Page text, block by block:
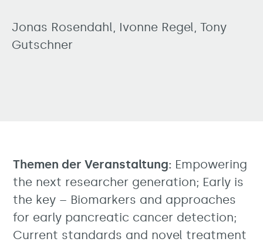
Jonas Rosendahl, Ivonne Regel, Tony
Gutschner
Themen der Veranstaltung: Empowering
the next researcher generation; Early is
the key – Biomarkers and approaches
for early pancreatic cancer detection;
Current standards and novel treatment